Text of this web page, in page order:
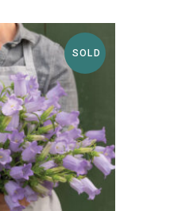
SOLD